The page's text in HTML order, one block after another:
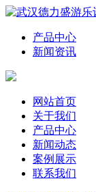
产品中心
新闻资讯
网站首页
关于我们
产品中心
新闻动态
案例展示
联系我们